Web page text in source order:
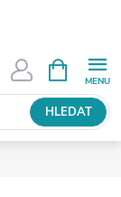
HLEDAT
NÁKUPNÍ
KOŠÍK